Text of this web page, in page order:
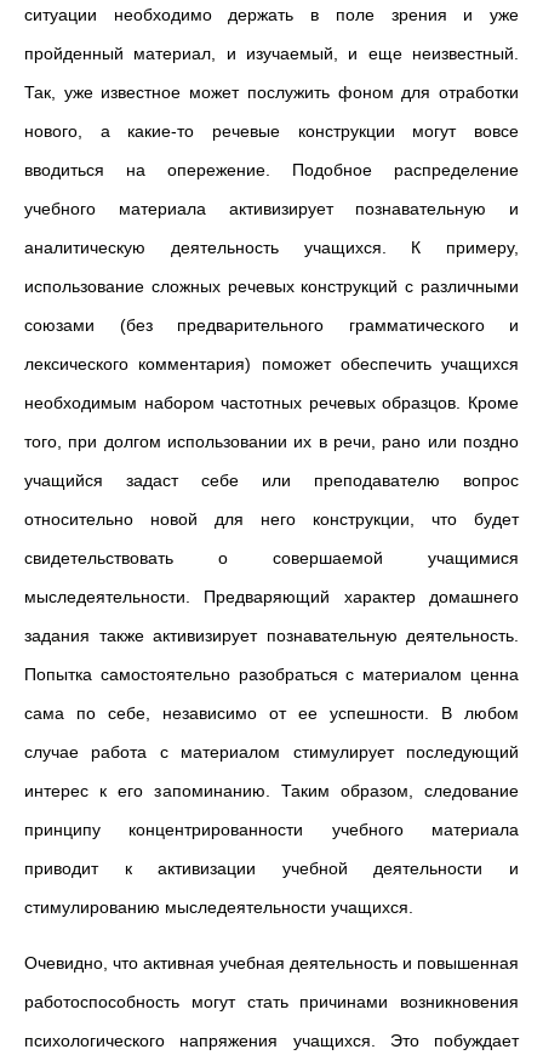
ситуации необходимо держать в поле зрения и уже
пройденный материал, и изучаемый, и еще неизвестный.
Так, уже известное может послужить фоном для отработки
нового, а какие-то речевые конструкции могут вовсе
вводиться на опережение. Подобное распределение
учебного материала активизирует познавательную и
аналитическую деятельность учащихся. К примеру,
использование сложных речевых конструкций с различными
союзами (без предварительного грамматического и
лексического комментария) поможет обеспечить учащихся
необходимым набором частотных речевых образцов. Кроме
того, при долгом использовании их в речи, рано или поздно
учащийся задаст себе или преподавателю вопрос
относительно новой для него конструкции, что будет
свидетельствовать о совершаемой учащимися
мыследеятельности. Предваряющий характер домашнего
задания также активизирует познавательную деятельность.
Попытка самостоятельно разобраться с материалом ценна
сама по себе, независимо от ее успешности. В любом
случае работа с материалом стимулирует последующий
интерес к его запоминанию. Таким образом, следование
принципу концентрированности учебного материала
приводит к активизации учебной деятельности и
стимулированию мыследеятельности учащихся.
Очевидно, что активная учебная деятельность и повышенная
работоспособность могут стать причинами возникновения
психологического напряжения учащихся. Это побуждает